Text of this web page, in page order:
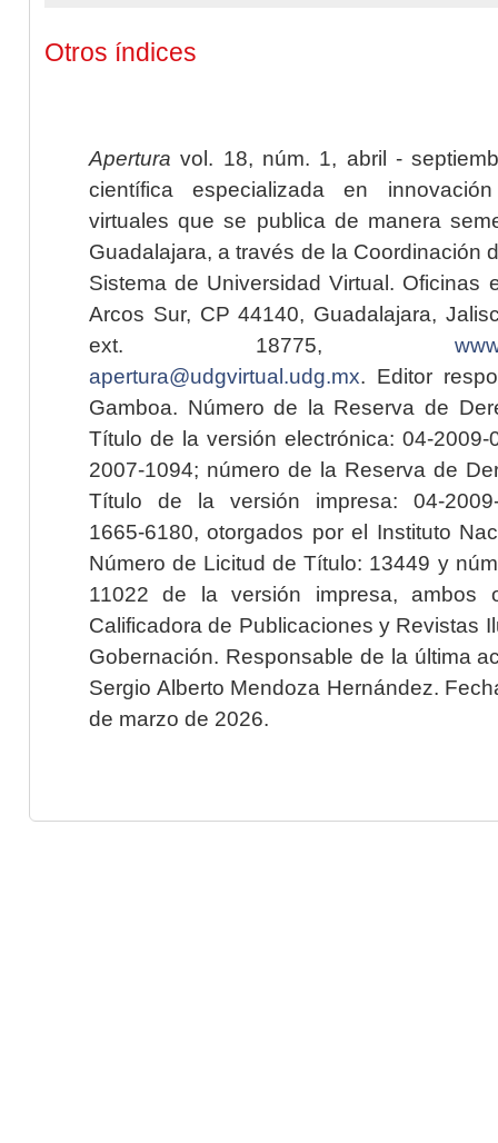
Otros índices
Apertura vol. 18, núm. 1, abril -
científica especializada en
virtuales que se publica de manera
Guadalajara, a través de la Coordinación
Sistema de Universidad Virtual. Oficinas
Arcos Sur, CP 44140, Guadalajara,
ext. 18775,
apertura@udgvirtual.udg.mx. Editor
Gamboa. Número de la Reserva de
Título de la versión electrónica: 04-2009-
2007-1094; número de la Reserva de
Título de la versión impresa: 04-2009-
1665-6180, otorgados por el Instituto
Número de Licitud de Título: 13449 y
11022 de la versión impresa, ambos
Calificadora de Publicaciones y Revistas
Gobernación. Responsable de la última
Sergio Alberto Mendoza Hernández.
de marzo de 2026.